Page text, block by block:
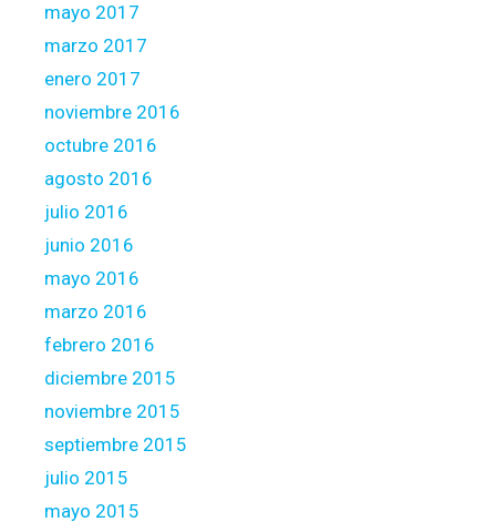
mayo 2017
marzo 2017
enero 2017
noviembre 2016
octubre 2016
agosto 2016
julio 2016
junio 2016
mayo 2016
marzo 2016
febrero 2016
diciembre 2015
noviembre 2015
septiembre 2015
julio 2015
mayo 2015